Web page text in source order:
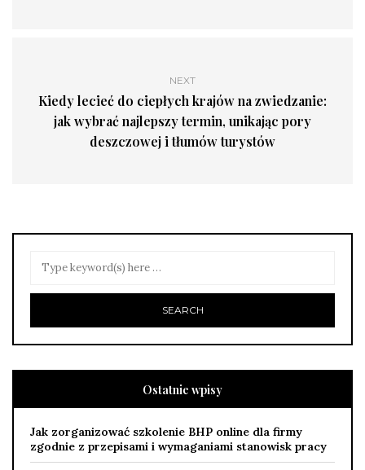
NEXT
Kiedy lecieć do ciepłych krajów na zwiedzanie:
jak wybrać najlepszy termin, unikając pory
deszczowej i tłumów turystów
Ostatnie wpisy
Jak zorganizować szkolenie BHP online dla firmy
zgodnie z przepisami i wymaganiami stanowisk pracy